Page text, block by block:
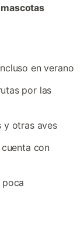
en verano
por las
y otras aves
con